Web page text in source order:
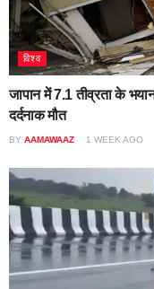
विश्व
जापान में 7.1 तीव्रता के
दर्दनाक मौत
BY AAMAWAAZ 1 WEEK AGO